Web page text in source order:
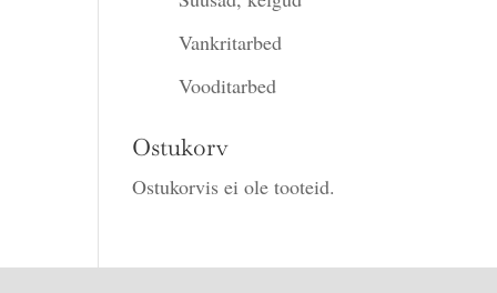
Vankritarbed
Vooditarbed
Ostukorv
Ostukorvis ei ole tooteid.